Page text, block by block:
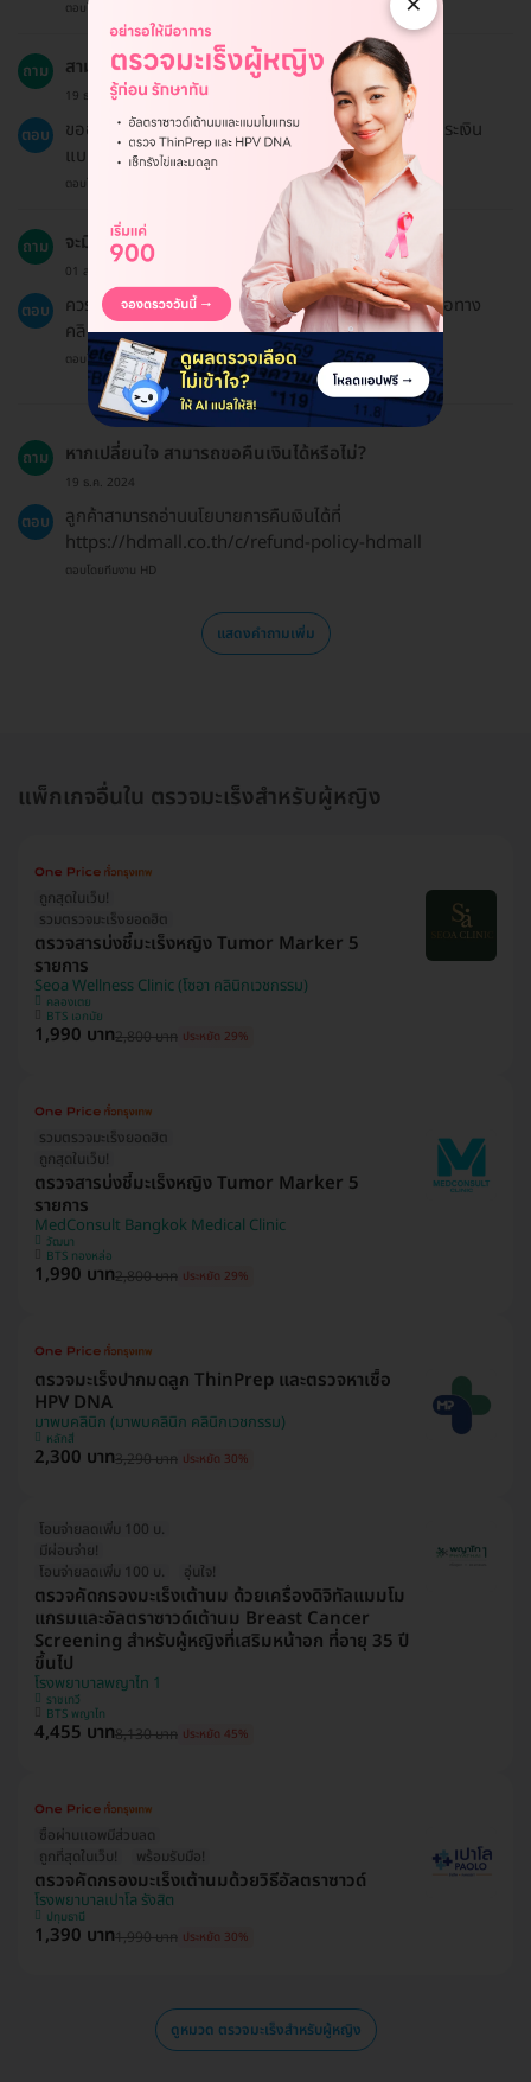
ตอบโดยทีมงาน HD
ถาม สามารถใช้ประกันสังคมได้หรือไม่?
19 ธ.ค. 2024
ตอบ
ขออภัยค่ะ แพ็กเกจนี้ไม่เข้าร่วมสิทธิประกันสังคม ต้องชำระเงิน
แบบ Out-of-Pocket
ตอบโดยทีมงาน HD
ถาม จะมีการนัดหมายล่วงหน้าอย่างไร?
01 ส.ค. 2024
ตอบ
ควรนัดหมายล่วงหน้าก่อนเข้ารับบริการและสามารถติดต่อทาง
คลินิกเพื่อสอบถามข้อมูลได้
ตอบโดยทีมงาน HD
ถาม หากเปลี่ยนใจ สามารถขอคืนเงินได้หรือไม่?
19 ธ.ค. 2024
ตอบ
ลูกค้าสามารถอ่านนโยบายการคืนเงินได้ที่
https://hdmall.co.th/c/refund-policy-hdmall
ตอบโดยทีมงาน HD
แสดงคำถามเพิ่ม
แพ็กเกจอื่นใน ตรวจมะเร็งสำหรับผู้หญิง
ถูกสุดในเว็บ!
รวมตรวจมะเร็งยอดฮิต
ตรวจสารบ่งชี้มะเร็งหญิง Tumor Marker 5
รายการ
Seoa Wellness Clinic (โซอา คลินิกเวชกรรม)
คลองเตย
BTS เอกมัย
1,990 บาท2,800 บาท ประหยัด 29%
รวมตรวจมะเร็งยอดฮิต
ถูกสุดในเว็บ!
ตรวจสารบ่งชี้มะเร็งหญิง Tumor Marker 5
รายการ
MedConsult Bangkok Medical Clinic
วัฒนา
BTS ทองหล่อ
1,990 บาท2,800 บาท ประหยัด 29%
ตรวจมะเร็งปากมดลูก ThinPrep และตรวจหาเชื้อ
HPV DNA
มาพบคลินิก (มาพบคลินิก คลินิกเวชกรรม)
หลักสี่
2,300 บาท3,290 บาท ประหยัด 30%
โอนจ่ายลดเพิ่ม 100 บ.
มีผ่อนจ่าย!
โอนจ่ายลดเพิ่ม 100 บ.
อุ่นใจ!
ตรวจคัดกรองมะเร็งเต้านม ด้วยเครื่องดิจิทัลแมมโม
แกรมและอัลตราซาวด์เต้านม Breast Cancer
Screening สำหรับผู้หญิงที่เสริมหน้าอก ที่อายุ 35 ปี
ขึ้นไป
โรงพยาบาลพญาไท 1
ราชเทวี
BTS พญาไท
4,455 บาท8,130 บาท ประหยัด 45%
ซื้อผ่านเเอพมีส่วนลด
ถูกที่สุดในเว็บ!
พร้อมรับมือ!
ตรวจคัดกรองมะเร็งเต้านมด้วยวิธีอัลตราซาวด์
โรงพยาบาลเปาโล รังสิต
ปทุมธานี
1,390 บาท1,990 บาท ประหยัด 30%
ดูหมวด ตรวจมะเร็งสำหรับผู้หญิง